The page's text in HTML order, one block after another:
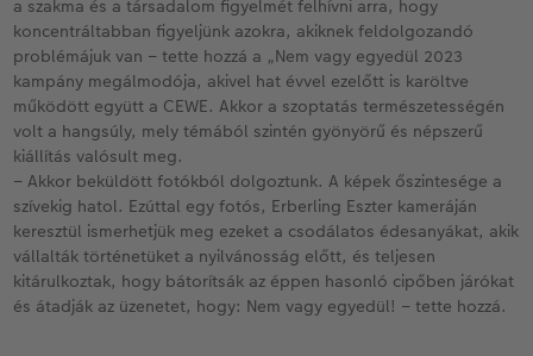
a szakma és a társadalom figyelmét felhívni arra, hogy
koncentráltabban figyeljünk azokra, akiknek feldolgozandó
problémájuk van – tette hozzá a „Nem vagy egyedül 2023
kampány megálmodója, akivel hat évvel ezelőtt is karöltve
működött együtt a CEWE. Akkor a szoptatás természetességén
volt a hangsúly, mely témából szintén gyönyörű és népszerű
kiállítás valósult meg.
– Akkor beküldött fotókból dolgoztunk. A képek őszintesége a
szívekig hatol. Ezúttal egy fotós, Erberling Eszter kameráján
keresztül ismerhetjük meg ezeket a csodálatos édesanyákat, akik
vállalták történetüket a nyilvánosság előtt, és teljesen
kitárulkoztak, hogy bátorítsák az éppen hasonló cipőben járókat
és átadják az üzenetet, hogy: Nem vagy egyedül! – tette hozzá.